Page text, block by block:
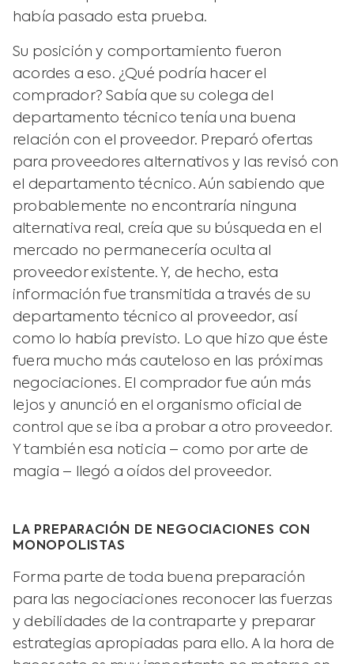
había pasado esta prueba.
Su posición y comportamiento fueron
acordes a eso. ¿Qué podría hacer el
comprador? Sabía que su colega del
departamento técnico tenía una buena
relación con el proveedor. Preparó ofertas
para proveedores alternativos y las revisó con
el departamento técnico. Aún sabiendo que
probablemente no encontraría ninguna
alternativa real, creía que su búsqueda en el
mercado no permanecería oculta al
proveedor existente. Y, de hecho, esta
información fue transmitida a través de su
departamento técnico al proveedor, así
como lo había previsto. Lo que hizo que éste
fuera mucho más cauteloso en las próximas
negociaciones. El comprador fue aún más
lejos y anunció en el organismo oficial de
control que se iba a probar a otro proveedor.
Y también esa noticia – como por arte de
magia – llegó a oídos del proveedor.
LA PREPARACIÓN DE NEGOCIACIONES CON
MONOPOLISTAS
Forma parte de toda buena preparación
para las negociaciones reconocer las fuerzas
y debilidades de la contraparte y preparar
estrategias apropiadas para ello. A la hora de